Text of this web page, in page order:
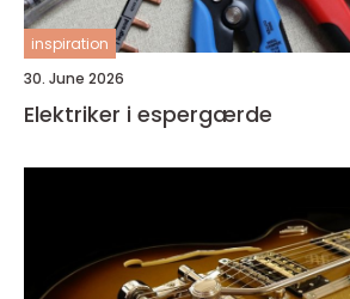
inspiration
30. June 2026
Elektriker i espergærde